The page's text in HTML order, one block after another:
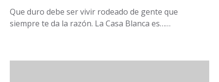
Que duro debe ser vivir rodeado de gente que
siempre te da la razón. La Casa Blanca es……